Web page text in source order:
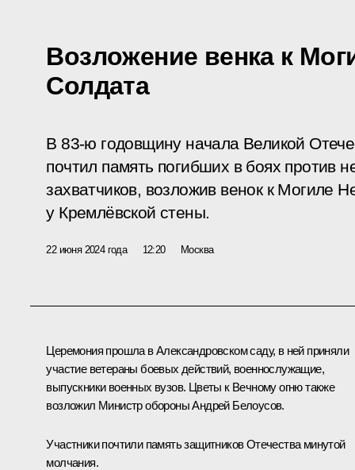
Возложение венка к
Солдата
В 83-ю годовщину начала Великой
почтил память погибших в боях против
захватчиков, возложив венок к Могиле
у Кремлёвской стены.
22 июня 2024 года 12:20 Москва
Церемония прошла в Александровском саду, в ней приняли
участие ветераны боевых действий, военнослужащие,
выпускники военных вузов. Цветы к Вечному огню также
возложил Министр обороныАндрей Белоусов.
Участники почтили память защитников Отечества минутой
молчания.